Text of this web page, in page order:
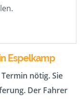
Espelkamp
nötig. Sie
Der Fahrer